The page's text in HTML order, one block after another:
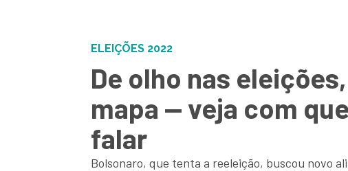
ELEIÇÕES 2022
De olho nas
mapa — veja com
falar
Bolsonaro, que tenta a reeleição, buscou novo